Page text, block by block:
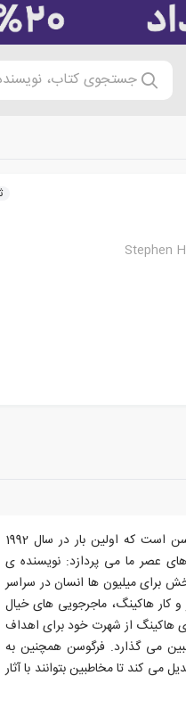
جستجوی کتاب،
Stephen
کتاب استیون هاکینگ (ذهنی رها)، اثری نوشته ی کیتی فرگوسن است که اولین بار در سال 1992
عصر ما می پردازد: نویسنده ی
برای میلیون ها انسان در سراسر
کار هاکینگ، ماجرجویی های خیال
هاکینگ از شهرت خود برای اهداف
می گذارد. فرگوسن همچنین به
کند تا مخاطبین بتوانند با آثار